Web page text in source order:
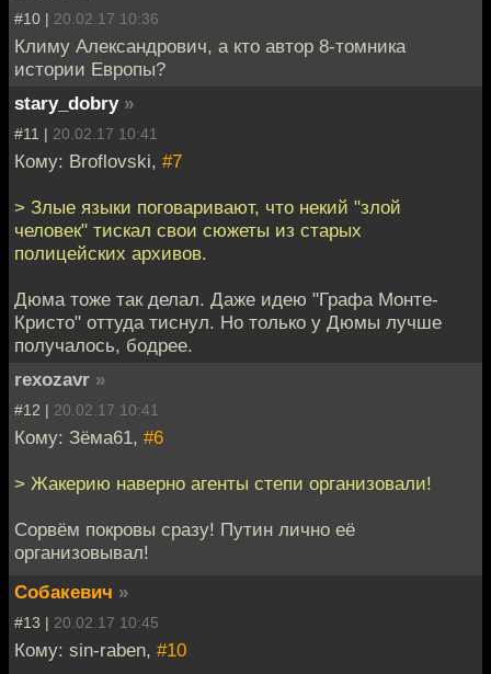
#10 | 20.02.17 10:36
Климу Александрович, а кто автор 8-томника
истории Европы?
stary_dobry »
#11 | 20.02.17 10:41
Кому: Broflovski, #7
> Злые языки поговаривают, что некий "злой
человек" тискал свои сюжеты из старых
полицейских архивов.
Дюма тоже так делал. Даже идею "Графа Монте-
Кристо" оттуда тиснул. Но только у Дюмы лучше
получалось, бодрее.
rexozavr »
#12 | 20.02.17 10:41
Кому: Зёма61, #6
> Жакерию наверно агенты степи организовали!
Сорвём покровы сразу! Путин лично её
организовывал!
Собакевич »
#13 | 20.02.17 10:45
Кому: sin-raben, #10